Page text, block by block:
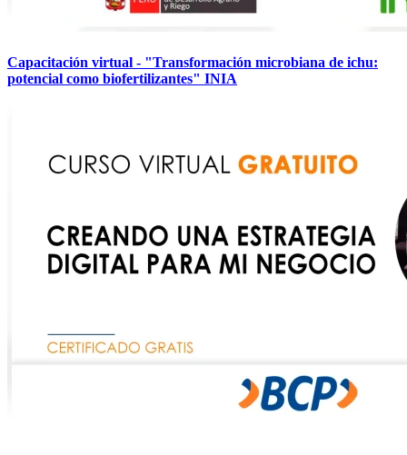
Capacitación virtual - "Transformación microbiana de ichu:
potencial como biofertilizantes" INIA